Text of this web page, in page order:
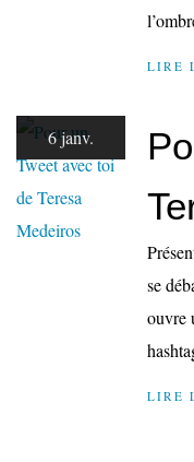
LIRE
6 janv.
se
ouvre
LIRE